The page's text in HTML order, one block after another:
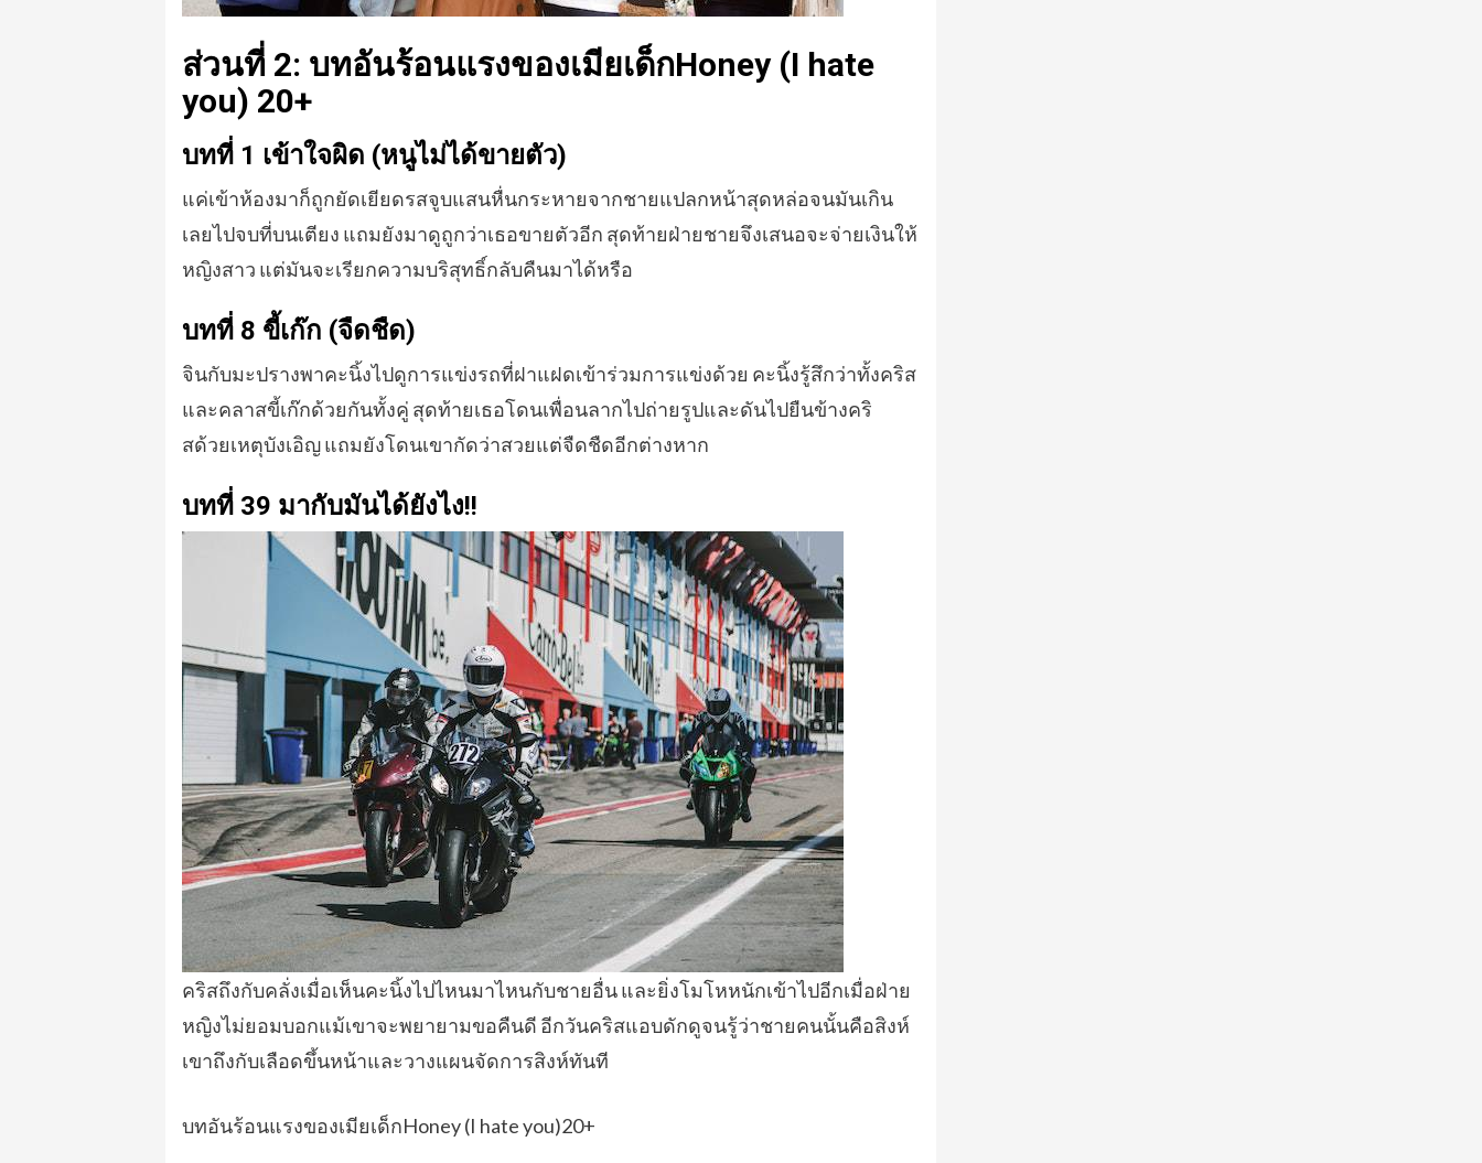
ส่วนที่ 2: บทอันร้อนแรงของเมียเด็กHoney (I hate
you) 20+
บทที่ 1 เข้าใจผิด (หนูไม่ได้ขายตัว)
แค่เข้าห้องมาก็ถูกยัดเยียดรสจูบแสนหื่นกระหายจากชายแปลกหน้าสุดหล่อจนมันเกิน
เลยไปจบที่บนเตียง แถมยังมาดูถูกว่าเธอขายตัวอีก สุดท้ายฝ่ายชายจึงเสนอจะจ่ายเงินให้
หญิงสาว แต่มันจะเรียกความบริสุทธิ์กลับคืนมาได้หรือ
บทที่ 8 ขี้เก๊ก (จืดชืด)
จินกับมะปรางพาคะนิ้งไปดูการแข่งรถที่ฝาแฝดเข้าร่วมการแข่งด้วย คะนิ้งรู้สึกว่าทั้งคริส
และคลาสขี้เก๊กด้วยกันทั้งคู่ สุดท้ายเธอโดนเพื่อนลากไปถ่ายรูปและดันไปยืนข้างคริ
สด้วยเหตุบังเอิญ แถมยังโดนเขากัดว่าสวยแต่จืดชืดอีกต่างหาก
บทที่ 39 มากับมันได้ยังไง!!
คริสถึงกับคลั่งเมื่อเห็นคะนิ้งไปไหนมาไหนกับชายอื่น และยิ่งโมโหหนักเข้าไปอีกเมื่อฝ่าย
หญิงไม่ยอมบอกแม้เขาจะพยายามขอคืนดี อีกวันคริสแอบดักดูจนรู้ว่าชายคนนั้นคือสิงห์
เขาถึงกับเลือดขึ้นหน้าและวางแผนจัดการสิงห์ทันที
บทอันร้อนแรงของเมียเด็กHoney (I hate you)20+